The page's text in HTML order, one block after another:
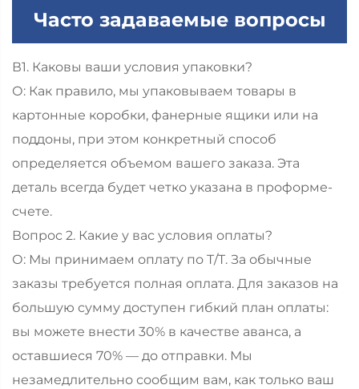
Часто задаваемые вопросы
В1. Каковы ваши условия упаковки?
О: Как правило, мы упаковываем товары в
картонные коробки, фанерные ящики или на
поддоны, при этом конкретный способ
определяется объемом вашего заказа. Эта
деталь всегда будет четко указана в проформе-
счете.
Вопрос 2. Какие у вас условия оплаты?
О: Мы принимаем оплату по T/T. За обычные
заказы требуется полная оплата. Для заказов на
большую сумму доступен гибкий план оплаты:
вы можете внести 30% в качестве аванса, а
оставшиеся 70% — до отправки. Мы
незамедлительно сообщим вам, как только ваш